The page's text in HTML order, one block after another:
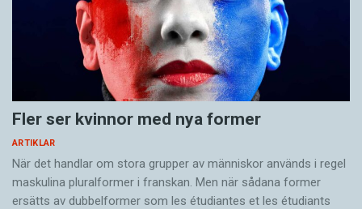
Fler ser kvinnor med nya former
ARTIKLAR
När det handlar om stora grupper av människor används i regel
maskulina pluralformer i franskan. Men när sådana ­former
ersätts av dubbel­former som les étudiantes et les étudiants